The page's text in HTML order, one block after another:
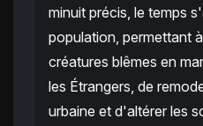
minuit précis, le temps
population, permettant
créatures blêmes en
les Étrangers, de
urbaine et d'altérer les